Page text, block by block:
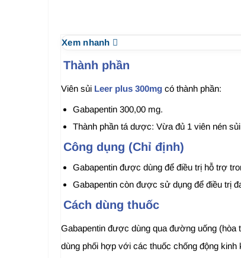
Xem nhanh
Thành phần
Viên sủi Leer plus 300mg có thành phần:
Gabapentin 300,00 mg.
Thành phần tá dược: Vừa đủ 1 viên nén
Công dụng (Chỉ định)
Gabapentin được dùng để điều trị hỗ trợ
Gabapentin còn được sử dụng để điều trị
Cách dùng thuốc
Gabapentin được dùng qua đường uống
dùng phối hợp với các thuốc chống động